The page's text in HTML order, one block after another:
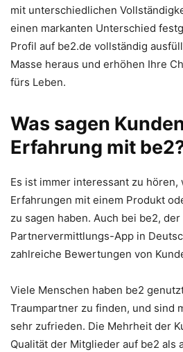
mit unterschiedlichen
einen markanten Unterschied
Profil auf be2.de vollständig
Masse heraus und erhöhen Ihre
fürs Leben.
Was sagen
Erfahrung mit
Es ist immer interessant zu hören,
Erfahrungen mit einem Produkt
zu sagen haben. Auch bei be2,
Partnervermittlungs-App in
zahlreiche Bewertungen von
Viele Menschen haben be2
Traumpartner zu finden, und sind
sehr zufrieden. Die Mehrheit der
Qualität der Mitglieder auf be2 als